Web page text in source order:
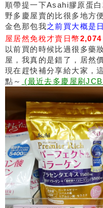
順帶提一下Asahi膠原蛋
野多慶屋賣的比很多地方
金色那包我之前買大概是
屋居然免稅才賣日幣2,074
以前買的時候比過很多藥
屋，我真的是錯了，居然
現在趕快補分享給大家，
點～
(最近去多慶屋刷